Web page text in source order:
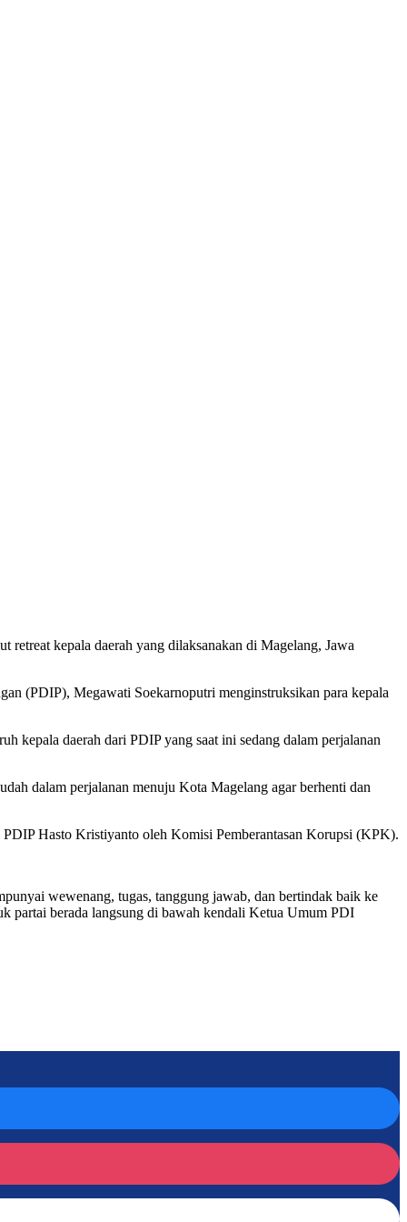
kepala daerah yang dilaksanakan di Magelang, Jawa
(PDIP), Megawati Soekarnoputri menginstruksikan para kepala
kepala daerah dari PDIP yang saat ini sedang dalam perjalanan
dalam perjalanan menuju Kota Magelang agar berhenti dan
Hasto Kristiyanto oleh Komisi Pemberantasan Korupsi (KPK).
wewenang, tugas, tanggung jawab, dan bertindak baik ke
partai berada langsung di bawah kendali Ketua Umum PDI